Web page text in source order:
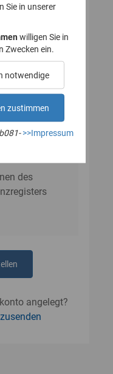
erstellen
angeben
des
angelegt?
Sie in unserer
willigen Sie in
ein.
notwendige
zustimmen
>>Impressum